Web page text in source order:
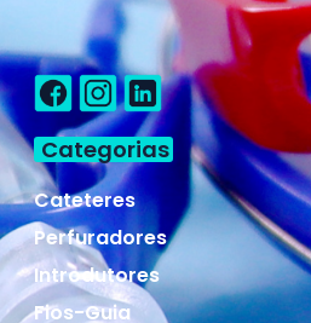
Categorias
Cateteres
Perfuradores
Introdutores
Fios-Guia